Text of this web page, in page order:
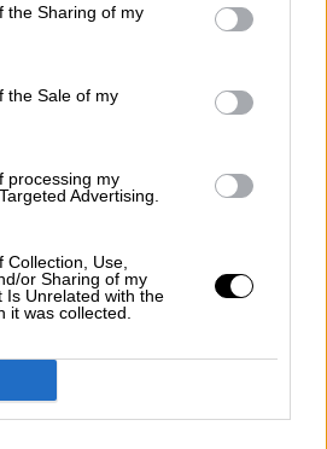
the Sharing of my
the Sale of my
processing my
Advertising.
Use,
or Sharing of my
Is Unrelated with the
it was collected.
Castro: "Todas
para el mañana"